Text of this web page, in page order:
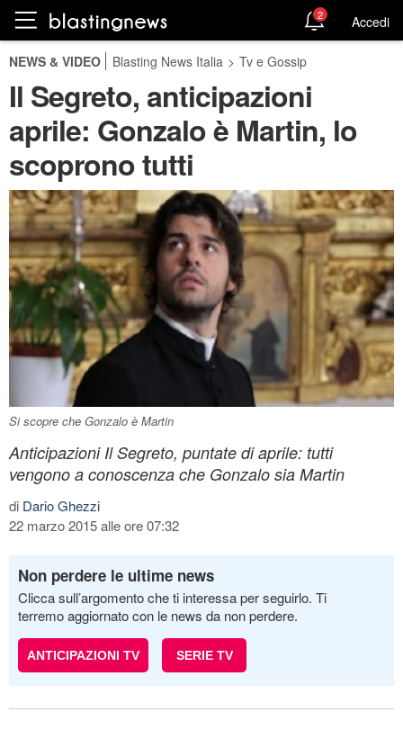
2 Accedi
NEWS & VIDEO Blasting News Italia > Tv e Gossip
Il Segreto, anticipazioni
aprile: Gonzalo è Martin, lo
scoprono tutti
Si scopre che Gonzalo è Martin
Anticipazioni Il Segreto, puntate di aprile: tutti
vengono a conoscenza che Gonzalo sia Martin
di Dario Ghezzi
22 marzo 2015 alle ore 07:32
Non perdere le ultime news
Clicca sull’argomento che ti interessa per seguirlo. Ti
terremo aggiornato con le news da non perdere.
ANTICIPAZIONI TV SERIE TV